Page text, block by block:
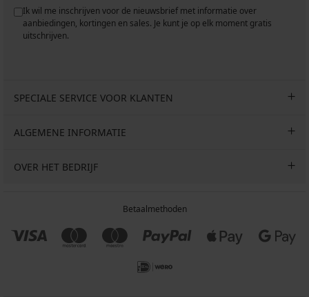
Ik wil me inschrijven voor de nieuwsbrief met informatie over
aanbiedingen, kortingen en sales. Je kunt je op elk moment gratis
uitschrijven.
SPECIALE SERVICE VOOR KLANTEN
ALGEMENE INFORMATIE
OVER HET BEDRIJF
Betaalmethoden